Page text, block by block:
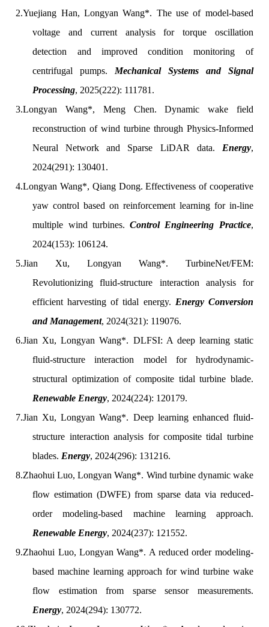
2.Yuejiang Han, Longyan Wang*. The use of model-based
voltage and current analysis for torque oscillation
detection and improved condition monitoring of
centrifugal pumps. Mechanical Systems and Signal
Processing, 2025(222): 111781.
3.Longyan Wang*, Meng Chen. Dynamic wake field
reconstruction of wind turbine through Physics-Informed
Neural Network and Sparse LiDAR data.
Energy,
2024(291): 130401.
4.Longyan Wang*, Qiang Dong. Effectiveness of cooperative
yaw control based on reinforcement learning for in-line
multiple wind turbines. Control Engineering Practice,
2024(153): 106124.
5.Jian Xu,
Longyan Wang*. TurbineNet/FEM:
Revolutionizing fluid-structure interaction analysis for
efficient harvesting of tidal energy. Energy Conversion
and Management, 2024(321): 119076.
6.Jian Xu, Longyan Wang*. DLFSI: A deep learning static
fluid-structure interaction model for hydrodynamic-
structural optimization of composite tidal turbine blade.
Renewable Energy, 2024(224): 120179.
7.Jian Xu, Longyan Wang*. Deep learning enhanced fluid-
structure interaction analysis for composite tidal turbine
blades. Energy, 2024(296): 131216.
8.Zhaohui Luo, Longyan Wang*. Wind turbine dynamic wake
flow estimation (DWFE) from sparse data via reduced-
order modeling-based machine learning approach.
Renewable Energy, 2024(237): 121552.
9.Zhaohui Luo, Longyan Wang*. A reduced order modeling-
based machine learning approach for wind turbine wake
flow estimation from sparse sensor measurements.
Energy, 2024(294): 130772.